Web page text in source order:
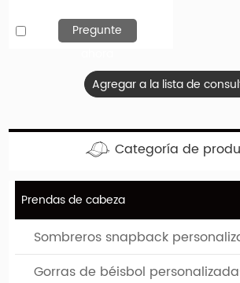
Diseña tu sombrero favorito
Si necesita sombreros personalizados de
venido al lugar correcto. Hengxing Caps
caps.com) le ofrece la oportunidad de
sombrero. Puede elegir entre varios
que difieren tanto en el tipo de modelo
Pregunte
Categoría de
Prendas de cabeza
Sombreros snapback
Gorras de béisbol